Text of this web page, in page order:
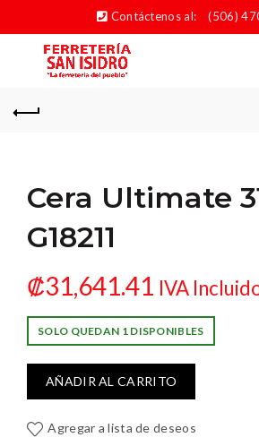
Contáctenos al: (506)
Cera Ultimate
G18211
₡31,641.41 IVA
SOLO QUEDAN 1 DISPONIBLES
AÑADIR AL CARRITO
Agregar a lista de deseos